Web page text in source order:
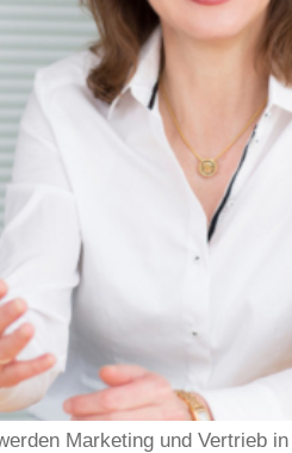
Marketing und Vertrieb